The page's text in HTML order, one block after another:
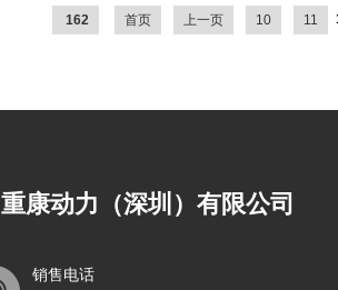
162 首页 上一页 10 11
重康动力（深圳）有限公司
销售电话